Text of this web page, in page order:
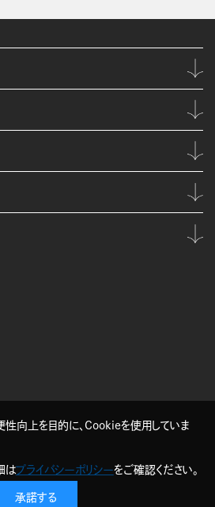
性向上を目的に、Cookieを使用していま
はプライバシーポリシーをご確認ください。
承諾する